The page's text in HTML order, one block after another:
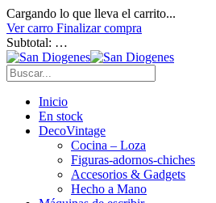
Cargando lo que lleva el carrito...
Ver carro Finalizar compra
Subtotal: …
Inicio
En stock
DecoVintage
Cocina – Loza
Figuras-adornos-chiches
Accesorios & Gadgets
Hecho a Mano